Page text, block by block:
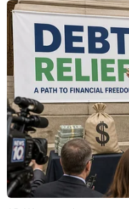
dân Thành phố Hồ
cáo chủ mưu trong
mức án 17 năm tù
20 năm tù cùng về
thuốc chữa bệnh"
năm 1999.
10 đồng phạm còn
đến 12 năm tù
cáo kháng cáo.